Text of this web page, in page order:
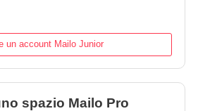
un account Mailo Junior
spazio Mailo Pro